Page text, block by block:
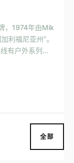
，1974年由Mik
利福尼亚州”。
有户外系列、
列等，产品涉
险登山等。主要
气鬼、PORTE
全部